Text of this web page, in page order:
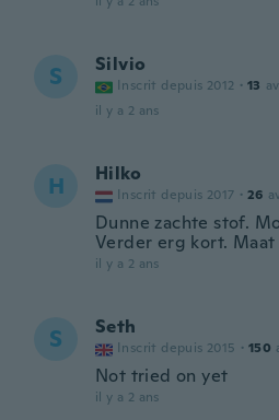
S Silvio
Inscrit depuis 2012 · 13
il y a 2 ans
H Hilko
Inscrit depuis 2017 · 26
Dunne zachte stof.
Verder erg kort.
il y a 2 ans
S Seth
Inscrit depuis 2015 · 150
Not tried on yet
il y a 2 ans